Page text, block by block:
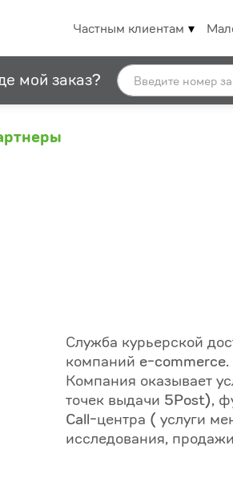
Частным клиентам
мой заказ?
Служба курьерской
компаний e-commerce.
Компания оказывает
точек выдачи 5Post),
Call-центра ( услуги
исследования,